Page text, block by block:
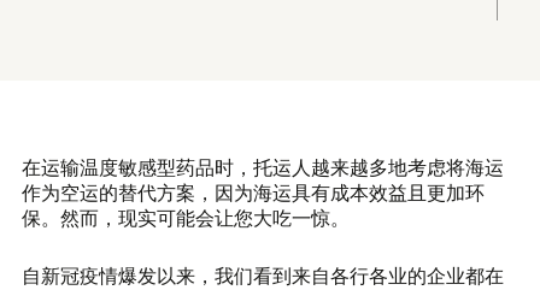
在运输温度敏感型药品时，托运人越来越多地考虑将海运
作为空运的替代方案，因为海运具有成本效益且更加环
保。然而，现实可能会让您大吃一惊。
自新冠疫情爆发以来，我们看到来自各行各业的企业都在